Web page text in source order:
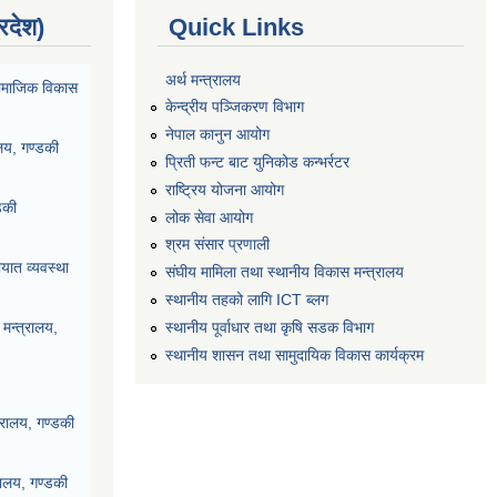
विकास
गण्डकी
व्यवस्था
गण्डकी
गण्डकी
Quick Links
अर्थ मन्त्रालय
केन्द्रीय पञ्जिकरण विभाग
नेपाल कानुन आयोग
प्रिती फन्ट बाट युनिकोड कन्भर्रटर
राष्ट्रिय योजना आयोग
लोक सेवा आयोग
श्रम संसार प्रणाली
संघीय मामिला तथा स्थानीय विकास मन्त्रालय
स्थानीय तहको लागि ICT ब्लग
स्थानीय पूर्वाधार तथा कृषि सडक विभाग
स्थानीय शासन तथा सामुदायिक विकास कार्यक्रम